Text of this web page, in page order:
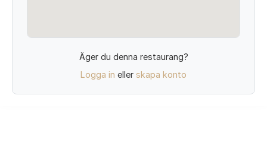
Äger du denna restaurang?
Logga in eller skapa konto